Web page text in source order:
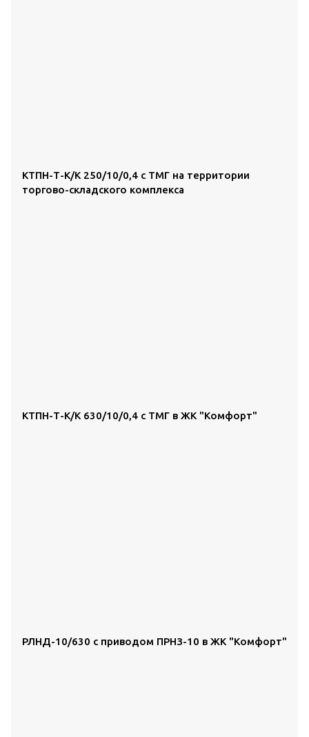
КТПН-Т-К/К 250/10/0,4 с ТМГ на территории
торгово-складского комплекса
КТПН-Т-К/К 630/10/0,4 с ТМГ в ЖК "Комфорт"
РЛНД-10/630 с приводом ПРНЗ-10 в ЖК "Комфорт"